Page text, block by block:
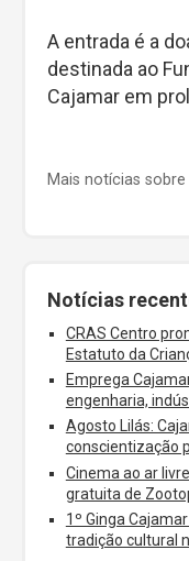
A entrada é a
destinada ao
Cajamar em
Mais notícias sobre
Notícias
CRAS Centro
Estatuto da
Emprega
engenharia,
Agosto Lilás:
conscientização
Cinema ao ar
gratuita de
1º Ginga
tradição cultural